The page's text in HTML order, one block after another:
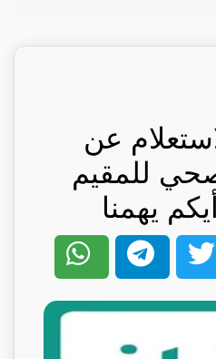
عن
للمقيم
يهمنا